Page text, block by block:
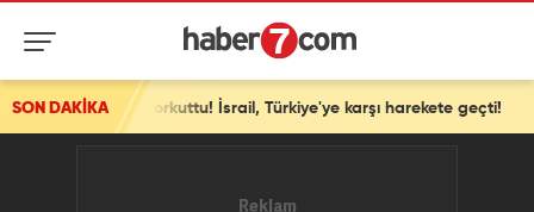
SON DAKİKA
korkuttu! İsrail, Türkiye'ye karşı harekete geçti!